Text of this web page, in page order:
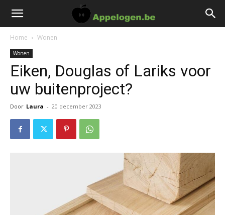
Home Wonen
Wonen
Eiken, Douglas of Lariks voor
uw buitenproject?
Door Laura - 20 december 2023